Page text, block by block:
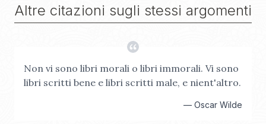
Altre citazioni sugli stessi argomenti
Non vi sono libri morali o libri immorali. Vi sono
libri scritti bene e libri scritti male, e nient'altro.
— Oscar Wilde